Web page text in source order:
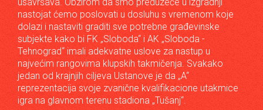
nastojat ćemo poslovati u dosluhu s vremenom koje
dolazi i nastaviti graditi sve potrebne građevinske
subjekte kako bi FK „Sloboda“ i AK „Sloboda -
Tehnograd“ imali adekvatne uslove za nastup u
najvećim rangovima klupskih takmičenja. Svakako
jedan od krajnjih ciljeva Ustanove je da „A“
reprezentacija svoje zvanične kvalifikacione utakmice
igra na glavnom terenu stadiona „Tušanj“.